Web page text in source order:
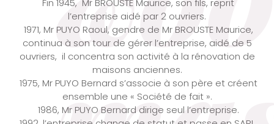
l’entreprise aidé par 2 ouvriers.
1971, Mr PUYO Raoul, gendre de Mr BROUSTE Maurice,
continua à son tour de gérer l’entreprise, aidé de 5
ouvriers, il concentra son activité à la rénovation de
maisons anciennes.
1975, Mr PUYO Bernard s’associe à son père et créent
ensemble une « Société de fait ».
1986, Mr PUYO Bernard dirige seul l’entreprise.